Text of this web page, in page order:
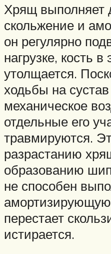
Хрящ выполняет
скольжение и
он регулярно
нагрузке, кость
утолщается.
ходьбы на
механическое
отдельные его
травмируются.
разрастанию
образованию
не способен
перестает
истирается.